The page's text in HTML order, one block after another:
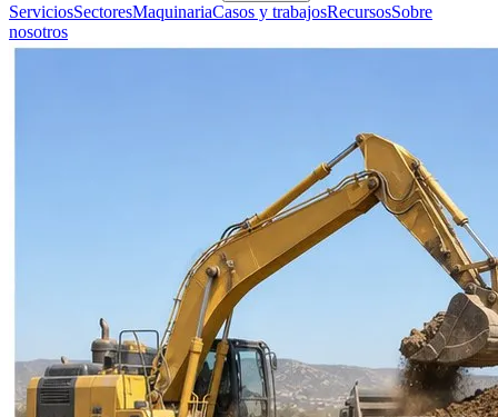
ServiciosSectoresMaquinariaCasos y trabajosRecursosSobre
nosotros